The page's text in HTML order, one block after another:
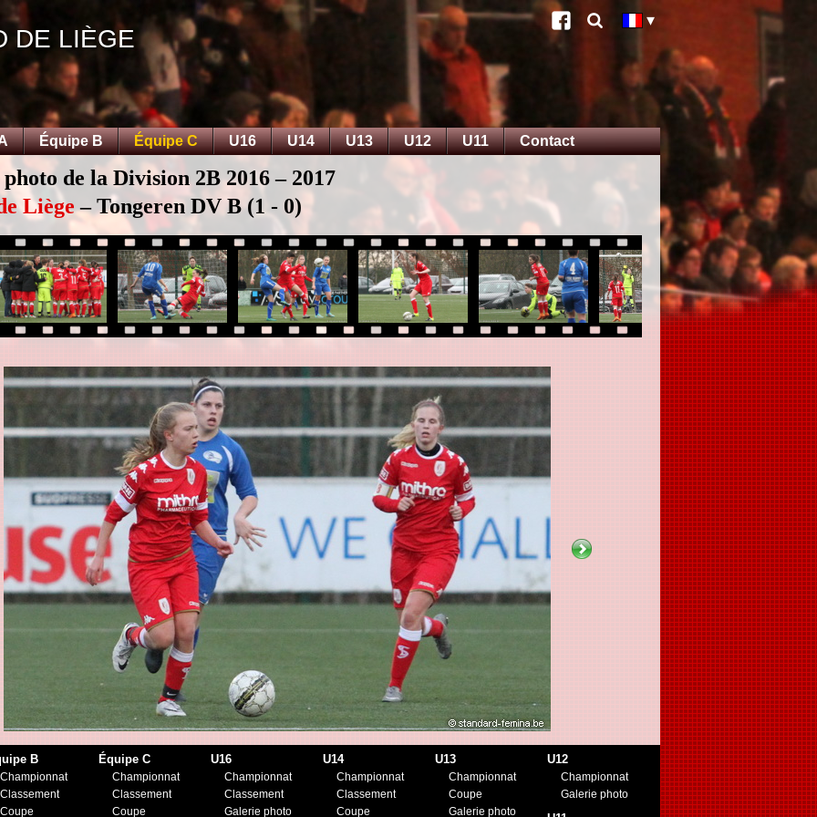
DE LIÈGE
Équipe B Équipe C U16 U14 U13 U12 U11 Contact
de la Division 2B 2016 – 2017
Liège– Tongeren DV B (1 - 0)
B
Championnat
Classement
Coupe
Équipe C
Championnat
Classement
Coupe
U16
Championnat
Classement
Galerie photo
U14
Championnat
Classement
Coupe
U13
Championnat
Coupe
Galerie photo
U12
Championnat
Galerie photo